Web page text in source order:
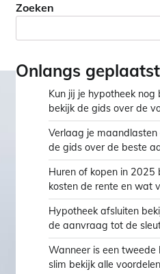
Zoeken
Onlangs
Kun jij je hypotheek
bekijk de gids over de
Verlaag je
de gids over de beste
Huren of kopen in 2025
kosten de rente en wat
Hypotheek afsluiten
de aanvraag tot de
Wanneer is een tweede
slim bekijk alle